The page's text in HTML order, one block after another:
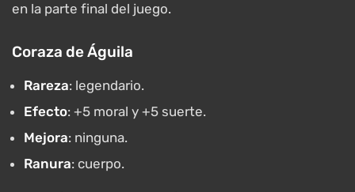
en la parte final del juego.
Coraza de Águila
Rareza: legendario.
Efecto: +5 moral y +5 suerte.
Mejora: ninguna.
Ranura: cuerpo.